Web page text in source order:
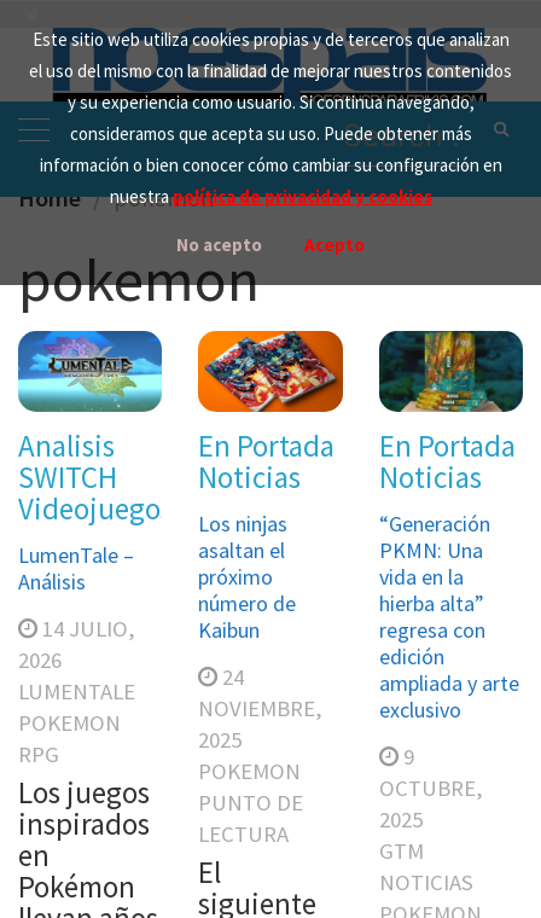
Este sitio web utiliza cookies propias y de terceros que analizan
el uso del mismo con la finalidad de mejorar nuestros contenidos
y su experiencia como usuario. Si continua navegando,
consideramos que acepta su uso. Puede obtener más
información o bien conocer cómo cambiar su configuración en
nuestrapolítica de privacidad y cookies
No acepto Acepto
content
Search
for:
Home pokemon
pokemon
Analisis
SWITCH
Videojuegos
LumenTale –
Análisis
14 JULIO,
2026
LUMENTALE
POKEMON
RPG
Los juegos
inspirados
en
Pokémon
En Portada
Noticias
Los ninjas
asaltan el
próximo
número de
Kaibun
24
NOVIEMBRE,
2025
POKEMON
PUNTO DE
LECTURA
El
siguiente
En Portada
Noticias
“Generación
PKMN: Una
vida en la
hierba alta”
regresa con
edición
ampliada y arte
exclusivo
9
OCTUBRE,
2025
GTM
NOTICIAS